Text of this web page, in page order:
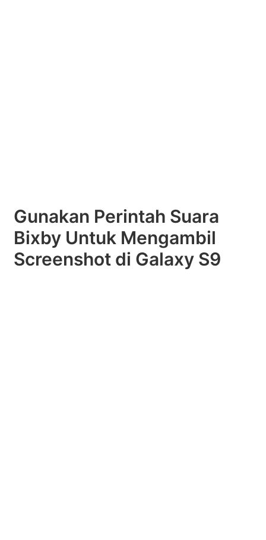
Gunakan Perintah Suara
Bixby Untuk Mengambil
Screenshot di Galaxy S9